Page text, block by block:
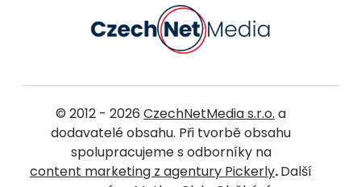
© 2012 - 2026 CzechNetMedia s.r.o. a
dodavatelé obsahu. Při tvorbě obsahu
spolupracujeme s odborníky na
content marketing z agentury Pickerly.Další